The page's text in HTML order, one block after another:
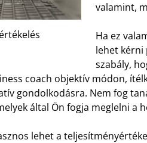
valamint,
Ha ez
lehet kérni
szabály,
coach objektív módon,
gondolkodásra. Nem fog
által Ön fogja meglelni a
lehet a